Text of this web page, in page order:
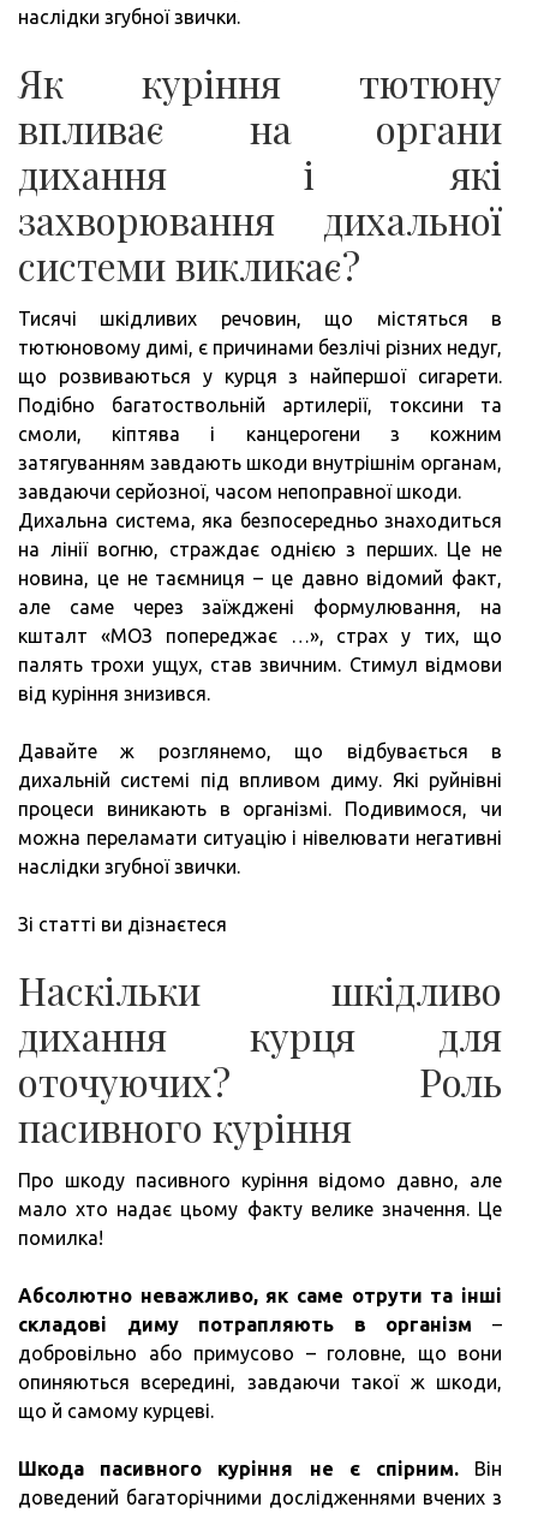
наслідки згубної звички.
Як куріння тютюну
впливає на органи
дихання і які
захворювання дихальної
системи викликає?
Тисячі шкідливих речовин, що містяться в
тютюновому димі, є причинами безлічі різних недуг,
що розвиваються у курця з найпершої сигарети.
Подібно багатоствольній артилерії, токсини та
смоли, кіптява і канцерогени з кожним
затягуванням завдають шкоди внутрішнім органам,
завдаючи серйозної, часом непоправної шкоди.
Дихальна система, яка безпосередньо знаходиться
на лінії вогню, страждає однією з перших. Це не
новина, це не таємниця – це давно відомий факт,
але саме через заїжджені формулювання, на
кшталт «МОЗ попереджає …», страх у тих, що
палять трохи ущух, став звичним. Стимул відмови
від куріння знизився.
Давайте ж розглянемо, що відбувається в
дихальній системі під впливом диму. Які руйнівні
процеси виникають в організмі. Подивимося, чи
можна переламати ситуацію і нівелювати негативні
наслідки згубної звички.
Зі статті ви дізнаєтеся
Наскільки шкідливо
дихання курця для
оточуючих? Роль
пасивного куріння
Про шкоду пасивного куріння відомо давно, але
мало хто надає цьому факту велике значення. Це
помилка!
Абсолютно неважливо, як саме отрути та інші
складові диму потрапляють в організм –
добровільно або примусово – головне, що вони
опиняються всередині, завдаючи такої ж шкоди,
що й самому курцеві.
Шкода пасивного куріння не є спірним.Він
доведений багаторічними дослідженнями вчених з